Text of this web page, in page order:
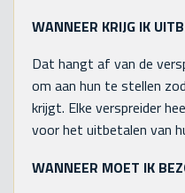
WANNEER KRIJG IK
Dat hangt af van de
om aan hun te stellen
krijgt. Elke verspreider
voor het uitbetalen van
WANNEER MOET IK